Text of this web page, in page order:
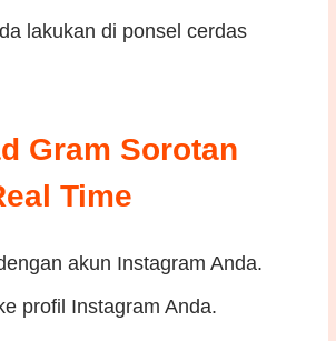
lakukan di ponsel cerdas
Gram Sorotan
Time
akun Instagram Anda.
profil Instagram Anda.